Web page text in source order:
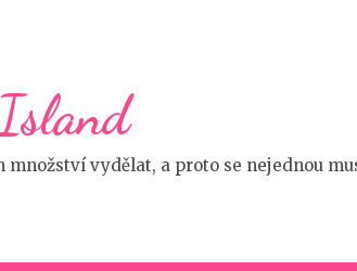
vydělat, a proto se nejednou